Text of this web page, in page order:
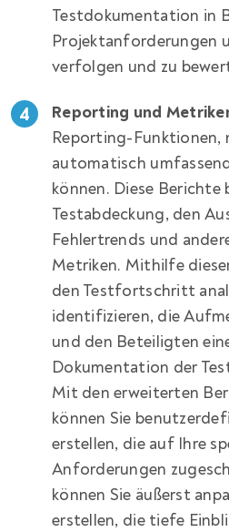
Testdokumentation in
Projektanforderungen
verfolgen und zu
Reporting und
Reporting-Funktionen,
automatisch
können. Diese Berichte
Testabdeckung, den
Fehlertrends und
Metriken. Mithilfe
den Testfortschritt
identifizieren, die
und den Beteiligten
Dokumentation der
Mit den erweiterten
können Sie
erstellen, die auf Ihre
Anforderungen
können Sie äußerst
erstellen, die tiefe